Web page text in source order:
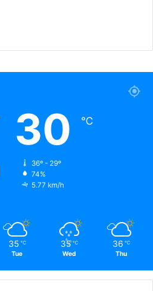
30 ℃
36º - 29º
74%
5.77 km/h
35 ℃
Tue
35 ℃
Wed
36 ℃
Thu